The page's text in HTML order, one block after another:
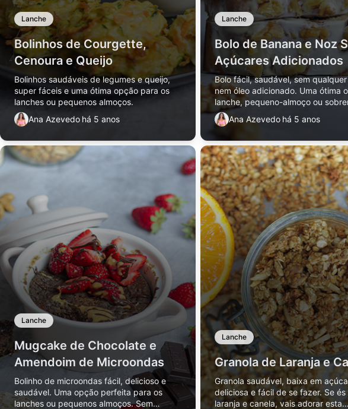
Lanche
Bolinhos de Courgette,
Cenoura e Queijo
Bolinhos saudáveis de legumes e queijo,
super fáceis e uma ótima opção para os
lanches ou pequenos almoços.
Ana Azevedo há 5 anos
Lanche
Bolo de Banana e Noz
Açúcares Adicionados
Bolo fácil, saudável, sem
nem óleo adicionado. Uma ótima
lanche, pequeno-almoço ou
mais saudável. Leva poucos
Ana Azevedo há 5 anos
Lanche
Mugcake de Chocolate e
Amendoim de Microondas
Bolinho de microondas fácil, delicioso e
saudável. Uma opção perfeita para os
lanches ou pequenos almoços. Sem
Lanche
Granola de Laranja e
Granola saudável, baixa em
deliciosa e fácil de se fazer. Se
laranja e canela, vais adorar esta